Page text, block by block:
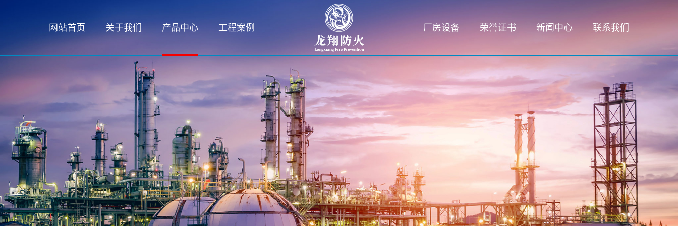
网站首页 关于我们 产品中心 工程案例 厂房设备 荣誉证书 新闻中心 联系我们